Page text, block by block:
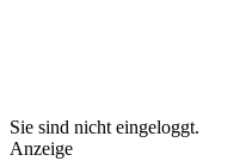
Sie sind nicht eingeloggt.
Anzeige